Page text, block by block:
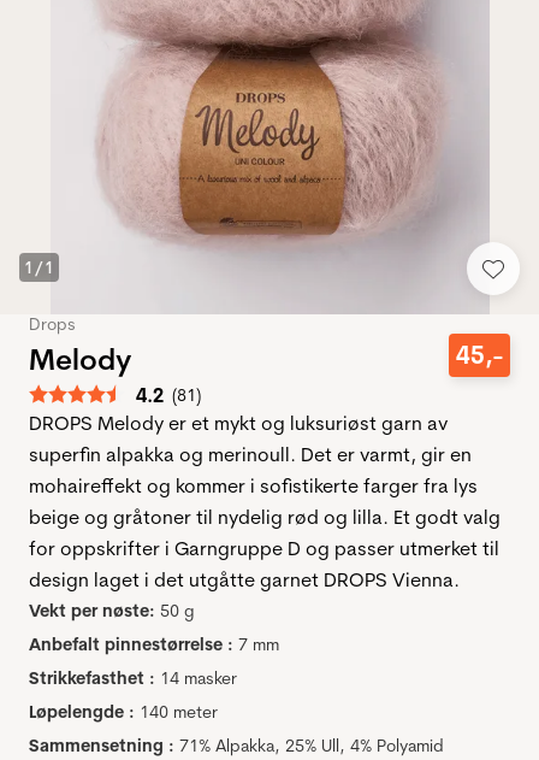
1 /1
Drops
Melody
Gjennomsnittskarakter:
4.2 (stemmer:
81)
45,-
DROPS Melody er et mykt og luksuriøst garn av
superfin alpakka og merinoull. Det er varmt, gir en
mohaireffekt og kommer i sofistikerte farger fra lys
beige og gråtoner til nydelig rød og lilla. Et godt valg
for oppskrifter i Garngruppe D og passer utmerket til
design laget i det utgåtte garnet DROPS Vienna.
Vekt per nøste: 50 g
Anbefalt pinnestørrelse : 7 mm
Strikkefasthet : 14 masker
Løpelengde : 140 meter
Sammensetning : 71% Alpakka, 25% Ull, 4% Polyamid